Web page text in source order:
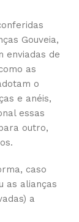
Gouveia,
enviadas de
as
o
e anéis,
essas
outro,
caso
as alianças
a